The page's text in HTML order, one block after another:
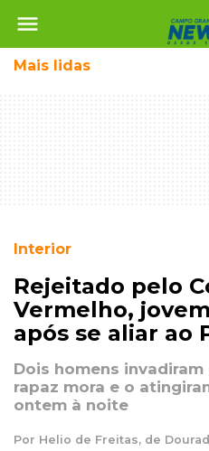
menu
Mais lidas
Interior
Rejeitado pelo
Vermelho,
após se aliar ao
Dois homens
rapaz mora e o
ontem à noite
Por Helio de Freitas, de